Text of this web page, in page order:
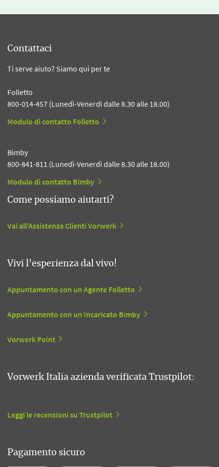
Contattaci
Ti serve aiuto? Siamo qui per te
Folletto
800-014-457 (Lunedì-Venerdì dalle 8.30 alle 18.00)
Modulo di contatto Folletto
Bimby
800-841-811 (Lunedì-Venerdì dalle 8.30 alle 18.00)
Modulo di contatto Bimby
Come possiamo aiutarti?
Vai all'Assistenza Clienti Vorwerk
Vivi l'esperienza dal vivo!
Appuntamento con un Agente Folletto
Appuntamento con un Incaricato Bimby
Vorwerk Point
Vorwerk Italia azienda verificata Trustpilot:
Leggi le recensioni su Trustpilot
Pagamento sicuro